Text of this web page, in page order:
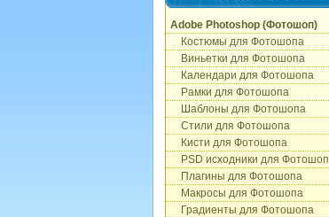
Adobe Photoshop (Фотошоп)
Костюмы для Фотошопа
Виньетки для Фотошопа
Календари для Фотошопа
Рамки для Фотошопа
Шаблоны для Фотошопа
Стили для Фотошопа
Кисти для Фотошопа
PSD исходники для Фотошоп
Плагины для Фотошопа
Макросы для Фотошопа
Градиенты для Фотошопа